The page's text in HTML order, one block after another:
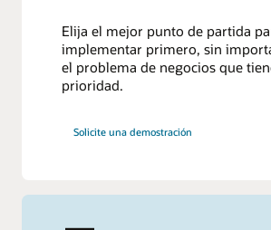
Elija el mejor punto de partida
implementar primero, sin
el problema de negocios que
prioridad.
Solicite una demostración